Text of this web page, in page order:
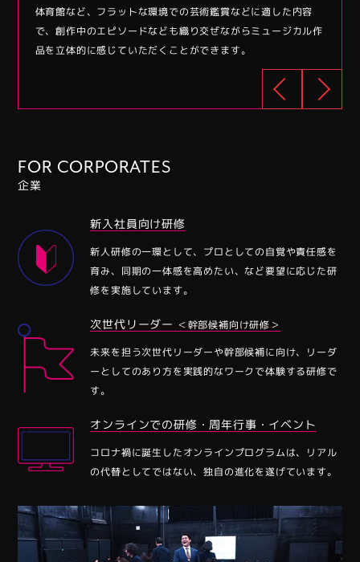
体育館など、フラットな環境での芸術鑑賞などに適した内容
で、創作中のエピソードなども織り交ぜながらミュージカル作
品を立体的に感じていただくことができます。
FOR CORPORATES
企業
新⼊社員向け研修
新⼈研修の⼀環として、プロとしての⾃覚や責任感を
育み、同期の⼀体感を⾼めたい、など要望に応じた研
修を実施しています。
次世代リーダー ＜幹部候補向け研修＞
未来を担う次世代リーダーや幹部候補に向け、リーダ
ーとしてのあり⽅を実践的なワークで体験する研修で
す。
オンラインでの研修・周年⾏事・イベント
コロナ禍に誕⽣したオンラインプログラムは、リアル
の代替としてではない、独⾃の進化を遂げています。